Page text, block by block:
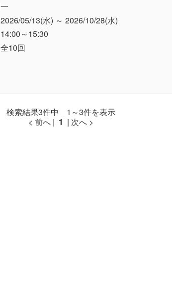
05/13(水) ～ 2026/10/28(水)
～15:30
10回
検索結果3件中 1～3件を表示
< 前へ | 1 | 次へ >